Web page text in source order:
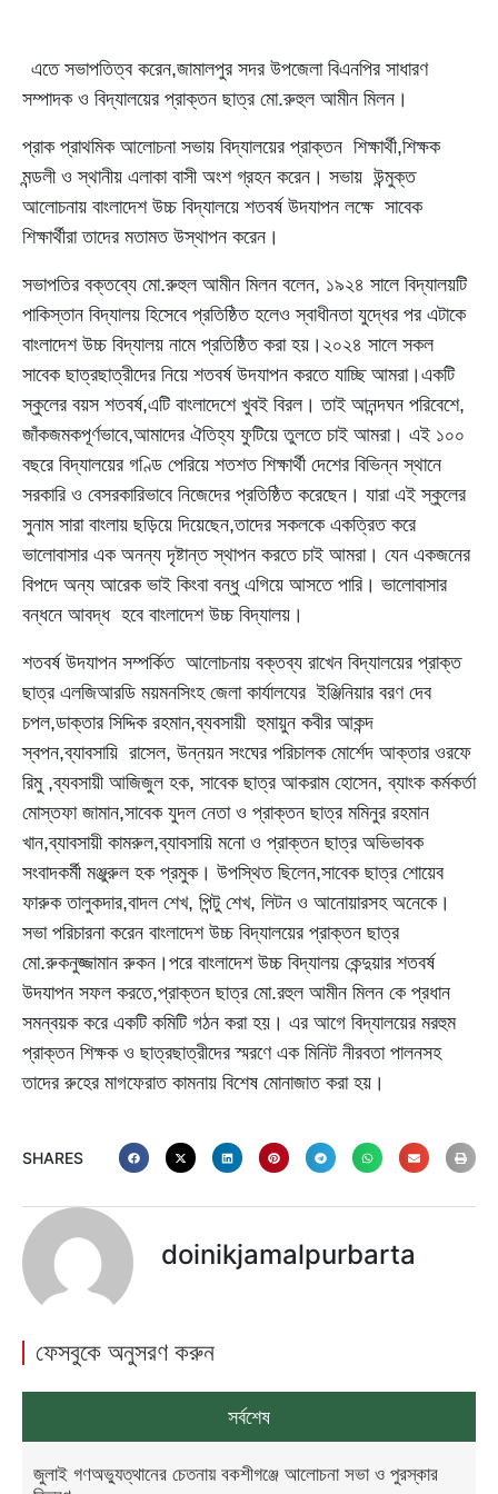
এতে সভাপতিত্ব করেন,জামালপুর সদর উপজেলা বিএনপির সাধারণ
সম্পাদক ও বিদ্যালয়ের প্রাক্তন ছাত্র মো.রুহুল আমীন মিলন।
প্রাক প্রাথমিক আলোচনা সভায় বিদ্যালয়ের প্রাক্তন শিক্ষার্থী,শিক্ষক
মন্ডলী ও স্থানীয় এলাকা বাসী অংশ গ্রহন করেন। সভায় উন্মুক্ত
আলোচনায় বাংলাদেশ উচ্চ বিদ্যালয়ে শতবর্ষ উদযাপন লক্ষে সাবেক
শিক্ষার্থীরা তাদের মতামত উস্থাপন করেন।
সভাপতির বক্তব্যে মো.রুহুল আমীন মিলন বলেন, ১৯২৪ সালে বিদ্যালয়টি
পাকিস্তান বিদ্যালয় হিসেবে প্রতিষ্ঠিত হলেও স্বাধীনতা যুদ্ধের পর এটাকে
বাংলাদেশ উচ্চ বিদ্যালয় নামে প্রতিষ্ঠিত করা হয়।২০২৪ সালে সকল
সাবেক ছাত্রছাত্রীদের নিয়ে শতবর্ষ উদযাপন করতে যাচ্ছি আমরা।একটি
স্কুলের বয়স শতবর্ষ,এটি বাংলাদেশে খুবই বিরল। তাই আনন্দঘন পরিবেশে,
জাঁকজমকপূর্ণভাবে,আমাদের ঐতিহ্য ফুটিয়ে তুলতে চাই আমরা। এই ১০০
বছরে বিদ্যালয়ের গণ্ডি পেরিয়ে শতশত শিক্ষার্থী দেশের বিভিন্ন স্থানে
সরকারি ও বেসরকারিভাবে নিজেদের প্রতিষ্ঠিত করেছেন। যারা এই স্কুলের
সুনাম সারা বাংলায় ছড়িয়ে দিয়েছেন,তাদের সকলকে একত্রিত করে
ভালোবাসার এক অনন্য দৃষ্টান্ত স্থাপন করতে চাই আমরা। যেন একজনের
বিপদে অন্য আরেক ভাই কিংবা বন্ধু এগিয়ে আসতে পারি। ভালোবাসার
বন্ধনে আবদ্ধ হবে বাংলাদেশ উচ্চ বিদ্যালয়।
শতবর্ষ উদযাপন সম্পর্কিত আলোচনায় বক্তব্য রাখেন বিদ্যালয়ের প্রাক্ত
ছাত্র এলজিআরডি ময়মনসিংহ জেলা কার্যালযের ইঞ্জিনিয়ার বরণ দেব
চপল,ডাক্তার সিদ্দিক রহমান,ব্যবসায়ী হুমায়ুন কবীর আকন্দ
স্বপন,ব্যাবসায়ি রাসেল, উন্নয়ন সংঘের পরিচালক মোর্শেদ আক্তার ওরফে
রিমু ,ব্যবসায়ী আজিজুল হক, সাবেক ছাত্র আকরাম হোসেন, ব্যাংক কর্মকর্তা
মোস্তফা জামান,সাবেক যুদল নেতা ও প্রাক্তন ছাত্র মমিনুর রহমান
খান,ব্যাবসায়ী কামরুল,ব্যাবসায়ি মনো ও প্রাক্তন ছাত্র অভিভাবক
সংবাদকর্মী মঞ্জুরুল হক প্রমুক। উপস্থিত ছিলেন,সাবেক ছাত্র শোয়েব
ফারুক তালুকদার,বাদল শেখ, পিন্টু শেখ, লিটন ও আনোয়ারসহ অনেকে।
সভা পরিচারনা করেন বাংলাদেশ উচ্চ বিদ্যালয়ের প্রাক্তন ছাত্র
মো.রুকনুজ্জামান রুকন।পরে বাংলাদেশ উচ্চ বিদ্যালয় কেন্দুয়ার শতবর্ষ
উদযাপন সফল করতে,প্রাক্তন ছাত্র মো.রহুল আমীন মিলন কে প্রধান
সমন্বয়ক করে একটি কমিটি গঠন করা হয়। এর আগে বিদ্যালয়ের মরহুম
প্রাক্তন শিক্ষক ও ছাত্রছাত্রীদের স্মরণে এক মিনিট নীরবতা পালনসহ
তাদের রুহের মাগফেরাত কামনায় বিশেষ মোনাজাত করা হয়।
SHARES
doinikjamalpurbarta
ফেসবুকে অনুসরণ করুন
সর্বশেষ
জুলাই গণঅভ্যুত্থানের চেতনায় বকশীগঞ্জে আলোচনা সভা ও পুরস্কার